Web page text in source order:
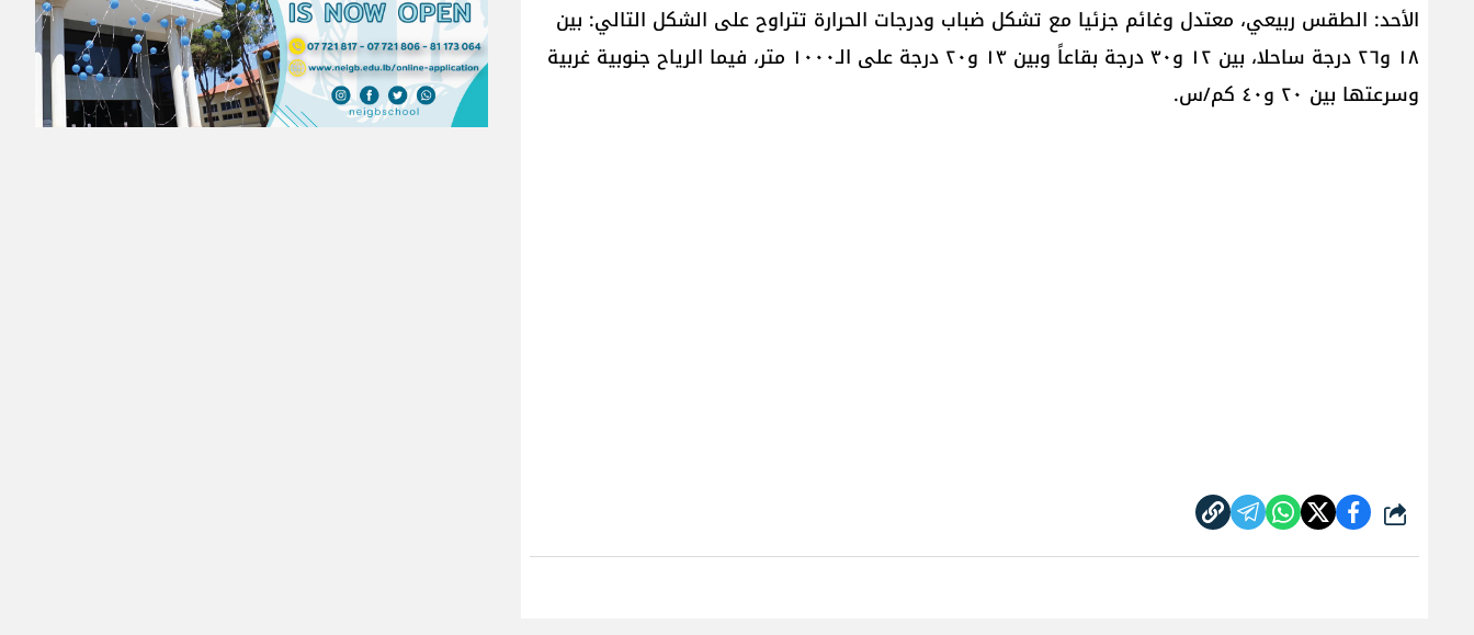
الأحد: الطقس ربيعي، معتدل وغائم جزئيا مع تشكل ضباب ودرجات الحرارة تتراوح على الشكل التالي: بين
١٨ و٢٦ درجة ساحلا، بين ١٢ و٣٠ درجة بقاعاً وبين ١٣ و٢٠ درجة على الـ١٠٠٠ متر، فيما الرياح جنوبية غربية
وسرعتها بين ٢٠ و٤٠ كم/س.
شارك